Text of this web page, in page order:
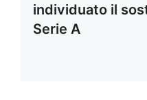
individuato il
Serie A